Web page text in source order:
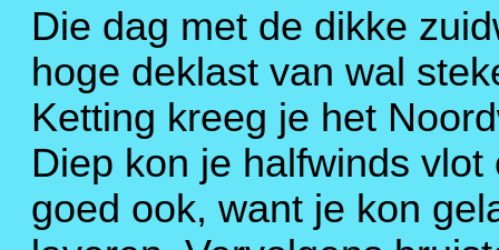
Die dag met de dikke
hoge deklast van wal
Ketting kreeg je het
Diep kon je halfwinds
goed ook, want je kon